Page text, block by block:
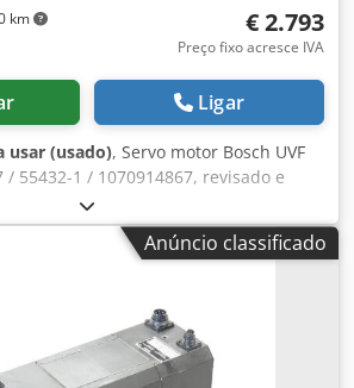
km € 2.793
Preço fixo acresce IVA
Ligar
usar (usado), Servo motor Bosch UVF
/ 55432-1 / 1070914867, revisado e
com garantia de 12 meses,
de entrega conforme fotos. Os
acordados não se aplicam a este
o preço separadamente!
pergunte os custos de embalagem e
ATENÇÃO: Consulte os custos de
separadamente! Djdpfxsk Ru Dce
Anúncio classificado